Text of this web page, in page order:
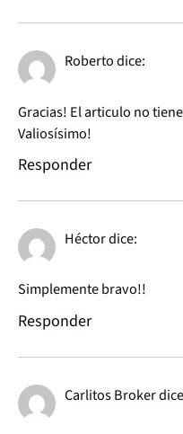
Robertodice:
Gracias! El articulo no
Valiosísimo!
Responder
Héctordice:
Simplemente bravo!!
Responder
Carlitos Broker